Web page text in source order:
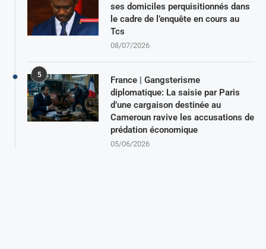
ses domiciles perquisitionnés dans
le cadre de l’enquête en cours au
Tcs
08/07/2026
5
France | Gangsterisme
diplomatique: La saisie par Paris
d’une cargaison destinée au
Cameroun ravive les accusations de
prédation économique
05/06/2026